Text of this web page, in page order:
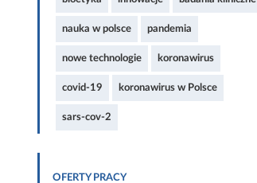
nauka w polsce pandemia
nowe technologie koronawirus
covid-19 koronawirus w Polsce
sars-cov-2
OFERTY PRACY